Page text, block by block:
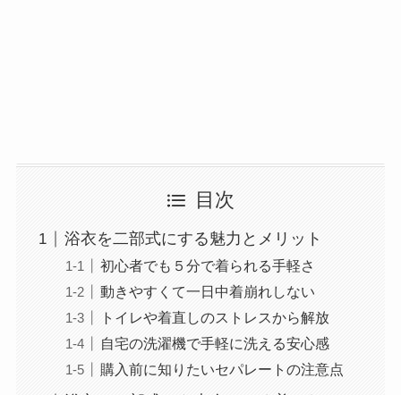
目次
浴衣を二部式にする魅力とメリット
初心者でも５分で着られる手軽さ
動きやすくて一日中着崩れしない
トイレや着直しのストレスから解放
自宅の洗濯機で手軽に洗える安心感
購入前に知りたいセパレートの注意点